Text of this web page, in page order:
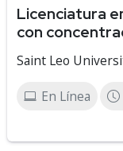
Licenciatura
con
Saint Leo
En Línea